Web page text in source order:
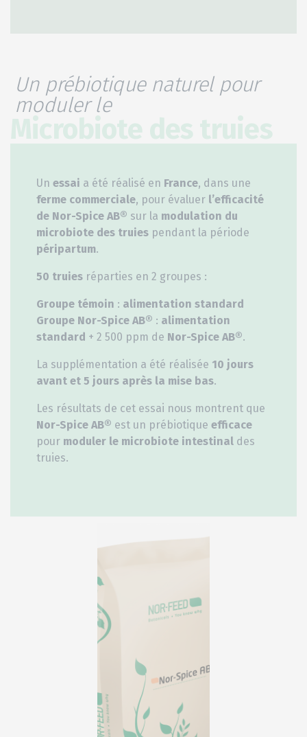
Un prébiotique naturel pour
moduler le
Microbiote des truies
Un essai a été réalisé en France, dans une
ferme commerciale, pour évaluer l’efficacité
de Nor-Spice AB® sur la modulation du
microbiote des truies pendant la période
péripartum.
50 truies réparties en 2 groupes :
Groupe témoin : alimentation standard
Groupe Nor-Spice AB® : alimentation
standard + 2 500 ppm de Nor-Spice AB®.
La supplémentation a été réalisée 10 jours
avant et 5 jours après la mise bas.
Les résultats de cet essai nous montrent que
Nor-Spice AB® est un prébiotique efficace
pour moduler le microbiote intestinal des
truies.